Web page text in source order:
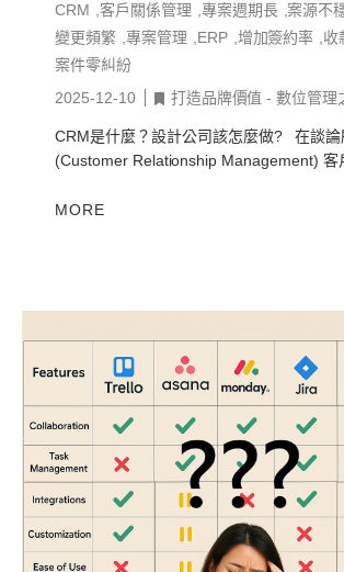
CRM 客戶關係管理 專案週期長 案源不
變更頻繁 專案管理 ERP 增加簽約率
收
案件零糾紛
2025-12-10
打造品牌價值 - 數位管理
CRM是什麼？設計公司該怎麼做? 在談論所謂CRM
(Customer Relationship Management) 客
MORE